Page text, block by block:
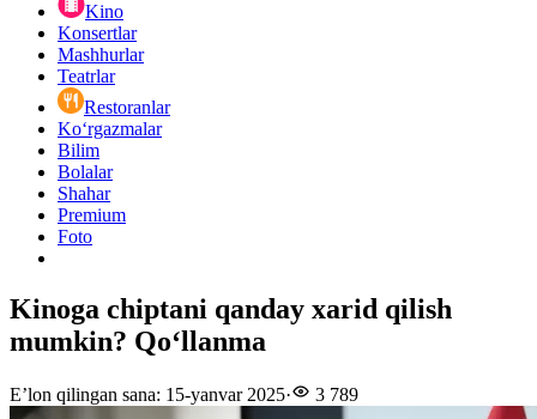
Kino
Konsertlar
Mashhurlar
Teatrlar
Restoranlar
Ko‘rgazmalar
Bilim
Bolalar
Shahar
Premium
Foto
Kinoga chiptani qanday xarid qilish
mumkin? Qoʻllanma
E’lon qilingan sana: 15-yanvar 2025· 3 789